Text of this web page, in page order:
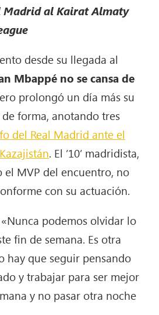
Madrid al Kairat Almaty
desde su llegada al
Mbappé no se cansa de
prolongó un día más su
forma, anotando tres
del Real Madrid ante el
. El ’10’ madridista,
el MVP del encuentro, no
con su actuación.
«Nunca podemos olvidar lo
fin de semana. Es otra
hay que seguir pensando
y trabajar para ser mejor
y no pasar otra noche